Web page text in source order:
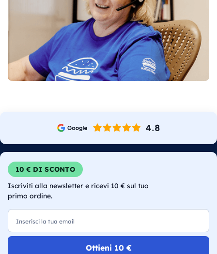
10 € DI SCONTO
Iscriviti alla newsletter e ricevi 10 € sul tuo
primo ordine.
Ottieni 10 €